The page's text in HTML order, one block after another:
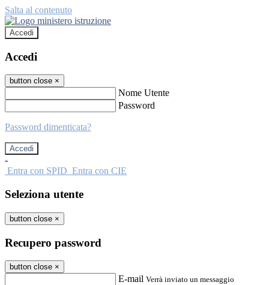
Salta al contenuto
Accedi
Accedi
button close ×
Nome Utente
Password
Password dimenticata?
-
Entra con SPID Entra con CIE
Seleziona utente
button close ×
Recupero password
button close ×
E-mail Verrà inviato un messaggio